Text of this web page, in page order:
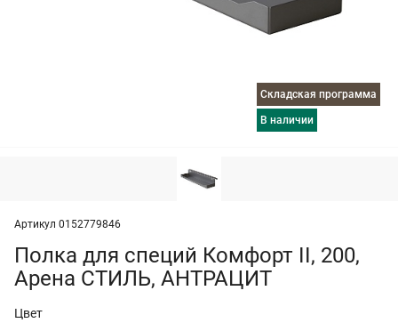
Складская программа
в наличии
Артикул 0152779846
Полка для специй Комфорт II, 200,
Арена СТИЛЬ, АНТРАЦИТ
Цвет